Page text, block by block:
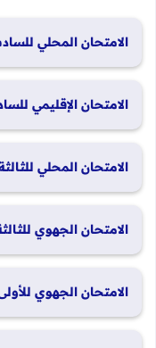
الامتحان المحلي
الامتحان الإقليمي
الامتحان المحلي
الامتحان الجهوي
الامتحان الجهوي للأولى